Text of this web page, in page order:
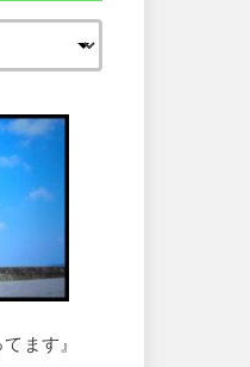
ます』